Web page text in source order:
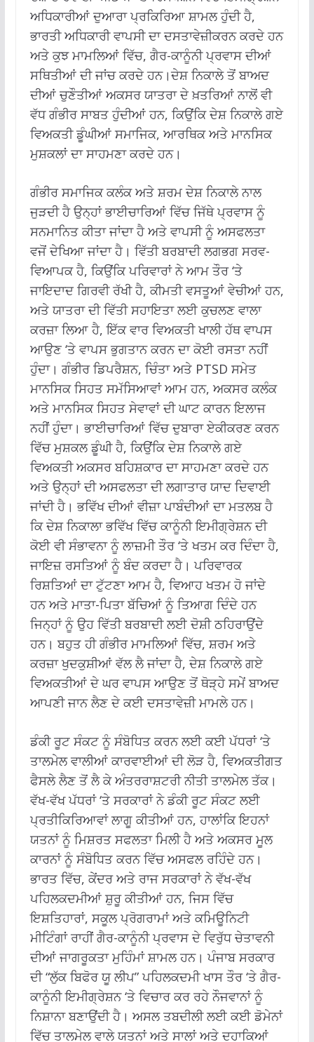
ਅਧਿਕਾਰੀਆਂ ਦੁਆਰਾ ਪ੍ਰਕਿਰਿਆ ਸ਼ਾਮਲ ਹੁੰਦੀ ਹੈ,
ਭਾਰਤੀ ਅਧਿਕਾਰੀ ਵਾਪਸੀ ਦਾ ਦਸਤਾਵੇਜ਼ੀਕਰਨ ਕਰਦੇ ਹਨ
ਅਤੇ ਕੁਝ ਮਾਮਲਿਆਂ ਵਿੱਚ, ਗੈਰ-ਕਾਨੂੰਨੀ ਪ੍ਰਵਾਸ ਦੀਆਂ
ਸਥਿਤੀਆਂ ਦੀ ਜਾਂਚ ਕਰਦੇ ਹਨ।ਦੇਸ਼ ਨਿਕਾਲੇ ਤੋਂ ਬਾਅਦ
ਦੀਆਂ ਚੁਣੌਤੀਆਂ ਅਕਸਰ ਯਾਤਰਾ ਦੇ ਖ਼ਤਰਿਆਂ ਨਾਲੋਂ ਵੀ
ਵੱਧ ਗੰਭੀਰ ਸਾਬਤ ਹੁੰਦੀਆਂ ਹਨ, ਕਿਉਂਕਿ ਦੇਸ਼ ਨਿਕਾਲੇ ਗਏ
ਵਿਅਕਤੀ ਡੂੰਘੀਆਂ ਸਮਾਜਿਕ, ਆਰਥਿਕ ਅਤੇ ਮਾਨਸਿਕ
ਮੁਸ਼ਕਲਾਂ ਦਾ ਸਾਹਮਣਾ ਕਰਦੇ ਹਨ।
ਗੰਭੀਰ ਸਮਾਜਿਕ ਕਲੰਕ ਅਤੇ ਸ਼ਰਮ ਦੇਸ਼ ਨਿਕਾਲੇ ਨਾਲ
ਜੁੜਦੀ ਹੈ ਉਨ੍ਹਾਂ ਭਾਈਚਾਰਿਆਂ ਵਿੱਚ ਜਿੱਥੇ ਪ੍ਰਵਾਸ ਨੂੰ
ਸਨਮਾਨਿਤ ਕੀਤਾ ਜਾਂਦਾ ਹੈ ਅਤੇ ਵਾਪਸੀ ਨੂੰ ਅਸਫਲਤਾ
ਵਜੋਂ ਦੇਖਿਆ ਜਾਂਦਾ ਹੈ। ਵਿੱਤੀ ਬਰਬਾਦੀ ਲਗਭਗ ਸਰਵ-
ਵਿਆਪਕ ਹੈ, ਕਿਉਂਕਿ ਪਰਿਵਾਰਾਂ ਨੇ ਆਮ ਤੌਰ ‘ਤੇ
ਜਾਇਦਾਦ ਗਿਰਵੀ ਰੱਖੀ ਹੈ, ਕੀਮਤੀ ਵਸਤੂਆਂ ਵੇਚੀਆਂ ਹਨ,
ਅਤੇ ਯਾਤਰਾ ਦੀ ਵਿੱਤੀ ਸਹਾਇਤਾ ਲਈ ਕੁਚਲਣ ਵਾਲਾ
ਕਰਜ਼ਾ ਲਿਆ ਹੈ, ਇੱਕ ਵਾਰ ਵਿਅਕਤੀ ਖਾਲੀ ਹੱਥ ਵਾਪਸ
ਆਉਣ ‘ਤੇ ਵਾਪਸ ਭੁਗਤਾਨ ਕਰਨ ਦਾ ਕੋਈ ਰਸਤਾ ਨਹੀਂ
ਹੁੰਦਾ। ਗੰਭੀਰ ਡਿਪਰੈਸ਼ਨ, ਚਿੰਤਾ ਅਤੇ PTSD ਸਮੇਤ
ਮਾਨਸਿਕ ਸਿਹਤ ਸਮੱਸਿਆਵਾਂ ਆਮ ਹਨ, ਅਕਸਰ ਕਲੰਕ
ਅਤੇ ਮਾਨਸਿਕ ਸਿਹਤ ਸੇਵਾਵਾਂ ਦੀ ਘਾਟ ਕਾਰਨ ਇਲਾਜ
ਨਹੀਂ ਹੁੰਦਾ। ਭਾਈਚਾਰਿਆਂ ਵਿੱਚ ਦੁਬਾਰਾ ਏਕੀਕਰਣ ਕਰਨ
ਵਿੱਚ ਮੁਸ਼ਕਲ ਡੂੰਘੀ ਹੈ, ਕਿਉਂਕਿ ਦੇਸ਼ ਨਿਕਾਲੇ ਗਏ
ਵਿਅਕਤੀ ਅਕਸਰ ਬਹਿਸ਼ਕਾਰ ਦਾ ਸਾਹਮਣਾ ਕਰਦੇ ਹਨ
ਅਤੇ ਉਨ੍ਹਾਂ ਦੀ ਅਸਫਲਤਾ ਦੀ ਲਗਾਤਾਰ ਯਾਦ ਦਿਵਾਈ
ਜਾਂਦੀ ਹੈ। ਭਵਿੱਖ ਦੀਆਂ ਵੀਜ਼ਾ ਪਾਬੰਦੀਆਂ ਦਾ ਮਤਲਬ ਹੈ
ਕਿ ਦੇਸ਼ ਨਿਕਾਲਾ ਭਵਿੱਖ ਵਿੱਚ ਕਾਨੂੰਨੀ ਇਮੀਗ੍ਰੇਸ਼ਨ ਦੀ
ਕੋਈ ਵੀ ਸੰਭਾਵਨਾ ਨੂੰ ਲਾਜ਼ਮੀ ਤੌਰ ‘ਤੇ ਖਤਮ ਕਰ ਦਿੰਦਾ ਹੈ,
ਜਾਇਜ਼ ਰਸਤਿਆਂ ਨੂੰ ਬੰਦ ਕਰਦਾ ਹੈ। ਪਰਿਵਾਰਕ
ਰਿਸ਼ਤਿਆਂ ਦਾ ਟੁੱਟਣਾ ਆਮ ਹੈ, ਵਿਆਹ ਖਤਮ ਹੋ ਜਾਂਦੇ
ਹਨ ਅਤੇ ਮਾਤਾ-ਪਿਤਾ ਬੱਚਿਆਂ ਨੂੰ ਤਿਆਗ ਦਿੰਦੇ ਹਨ
ਜਿਨ੍ਹਾਂ ਨੂੰ ਉਹ ਵਿੱਤੀ ਬਰਬਾਦੀ ਲਈ ਦੋਸ਼ੀ ਠਹਿਰਾਉਂਦੇ
ਹਨ। ਬਹੁਤ ਹੀ ਗੰਭੀਰ ਮਾਮਲਿਆਂ ਵਿੱਚ, ਸ਼ਰਮ ਅਤੇ
ਕਰਜ਼ਾ ਖੁਦਕੁਸ਼ੀਆਂ ਵੱਲ ਲੈ ਜਾਂਦਾ ਹੈ, ਦੇਸ਼ ਨਿਕਾਲੇ ਗਏ
ਵਿਅਕਤੀਆਂ ਦੇ ਘਰ ਵਾਪਸ ਆਉਣ ਤੋਂ ਥੋੜ੍ਹੇ ਸਮੇਂ ਬਾਅਦ
ਆਪਣੀ ਜਾਨ ਲੈਣ ਦੇ ਕਈ ਦਸਤਾਵੇਜ਼ੀ ਮਾਮਲੇ ਹਨ।
ਡੰਕੀ ਰੂਟ ਸੰਕਟ ਨੂੰ ਸੰਬੋਧਿਤ ਕਰਨ ਲਈ ਕਈ ਪੱਧਰਾਂ ‘ਤੇ
ਤਾਲਮੇਲ ਵਾਲੀਆਂ ਕਾਰਵਾਈਆਂ ਦੀ ਲੋੜ ਹੈ, ਵਿਅਕਤੀਗਤ
ਫੈਸਲੇ ਲੈਣ ਤੋਂ ਲੈ ਕੇ ਅੰਤਰਰਾਸ਼ਟਰੀ ਨੀਤੀ ਤਾਲਮੇਲ ਤੱਕ।
ਵੱਖ-ਵੱਖ ਪੱਧਰਾਂ ‘ਤੇ ਸਰਕਾਰਾਂ ਨੇ ਡੰਕੀ ਰੂਟ ਸੰਕਟ ਲਈ
ਪ੍ਰਤੀਕਿਰਿਆਵਾਂ ਲਾਗੂ ਕੀਤੀਆਂ ਹਨ, ਹਾਲਾਂਕਿ ਇਹਨਾਂ
ਯਤਨਾਂ ਨੂੰ ਮਿਸ਼ਰਤ ਸਫਲਤਾ ਮਿਲੀ ਹੈ ਅਤੇ ਅਕਸਰ ਮੂਲ
ਕਾਰਨਾਂ ਨੂੰ ਸੰਬੋਧਿਤ ਕਰਨ ਵਿੱਚ ਅਸਫਲ ਰਹਿੰਦੇ ਹਨ।
ਭਾਰਤ ਵਿੱਚ, ਕੇਂਦਰ ਅਤੇ ਰਾਜ ਸਰਕਾਰਾਂ ਨੇ ਵੱਖ-ਵੱਖ
ਪਹਿਲਕਦਮੀਆਂ ਸ਼ੁਰੂ ਕੀਤੀਆਂ ਹਨ, ਜਿਸ ਵਿੱਚ
ਇਸ਼ਤਿਹਾਰਾਂ, ਸਕੂਲ ਪ੍ਰੋਗਰਾਮਾਂ ਅਤੇ ਕਮਿਊਨਿਟੀ
ਮੀਟਿੰਗਾਂ ਰਾਹੀਂ ਗੈਰ-ਕਾਨੂੰਨੀ ਪ੍ਰਵਾਸ ਦੇ ਵਿਰੁੱਧ ਚੇਤਾਵਨੀ
ਦੀਆਂ ਜਾਗਰੂਕਤਾ ਮੁਹਿੰਮਾਂ ਸ਼ਾਮਲ ਹਨ। ਪੰਜਾਬ ਸਰਕਾਰ
ਦੀ “ਲੁੱਕ ਬਿਫੋਰ ਯੂ ਲੀਪ” ਪਹਿਲਕਦਮੀ ਖਾਸ ਤੌਰ ‘ਤੇ ਗੈਰ-
ਕਾਨੂੰਨੀ ਇਮੀਗ੍ਰੇਸ਼ਨ ‘ਤੇ ਵਿਚਾਰ ਕਰ ਰਹੇ ਨੌਜਵਾਨਾਂ ਨੂੰ
ਨਿਸ਼ਾਨਾ ਬਣਾਉਂਦੀ ਹੈ। ਅਸਲ ਤਬਦੀਲੀ ਲਈ ਕਈ ਡੋਮੇਨਾਂ
ਵਿੱਚ ਤਾਲਮੇਲ ਵਾਲੇ ਯਤਨਾਂ ਅਤੇ ਸਾਲਾਂ ਅਤੇ ਦਹਾਕਿਆਂ